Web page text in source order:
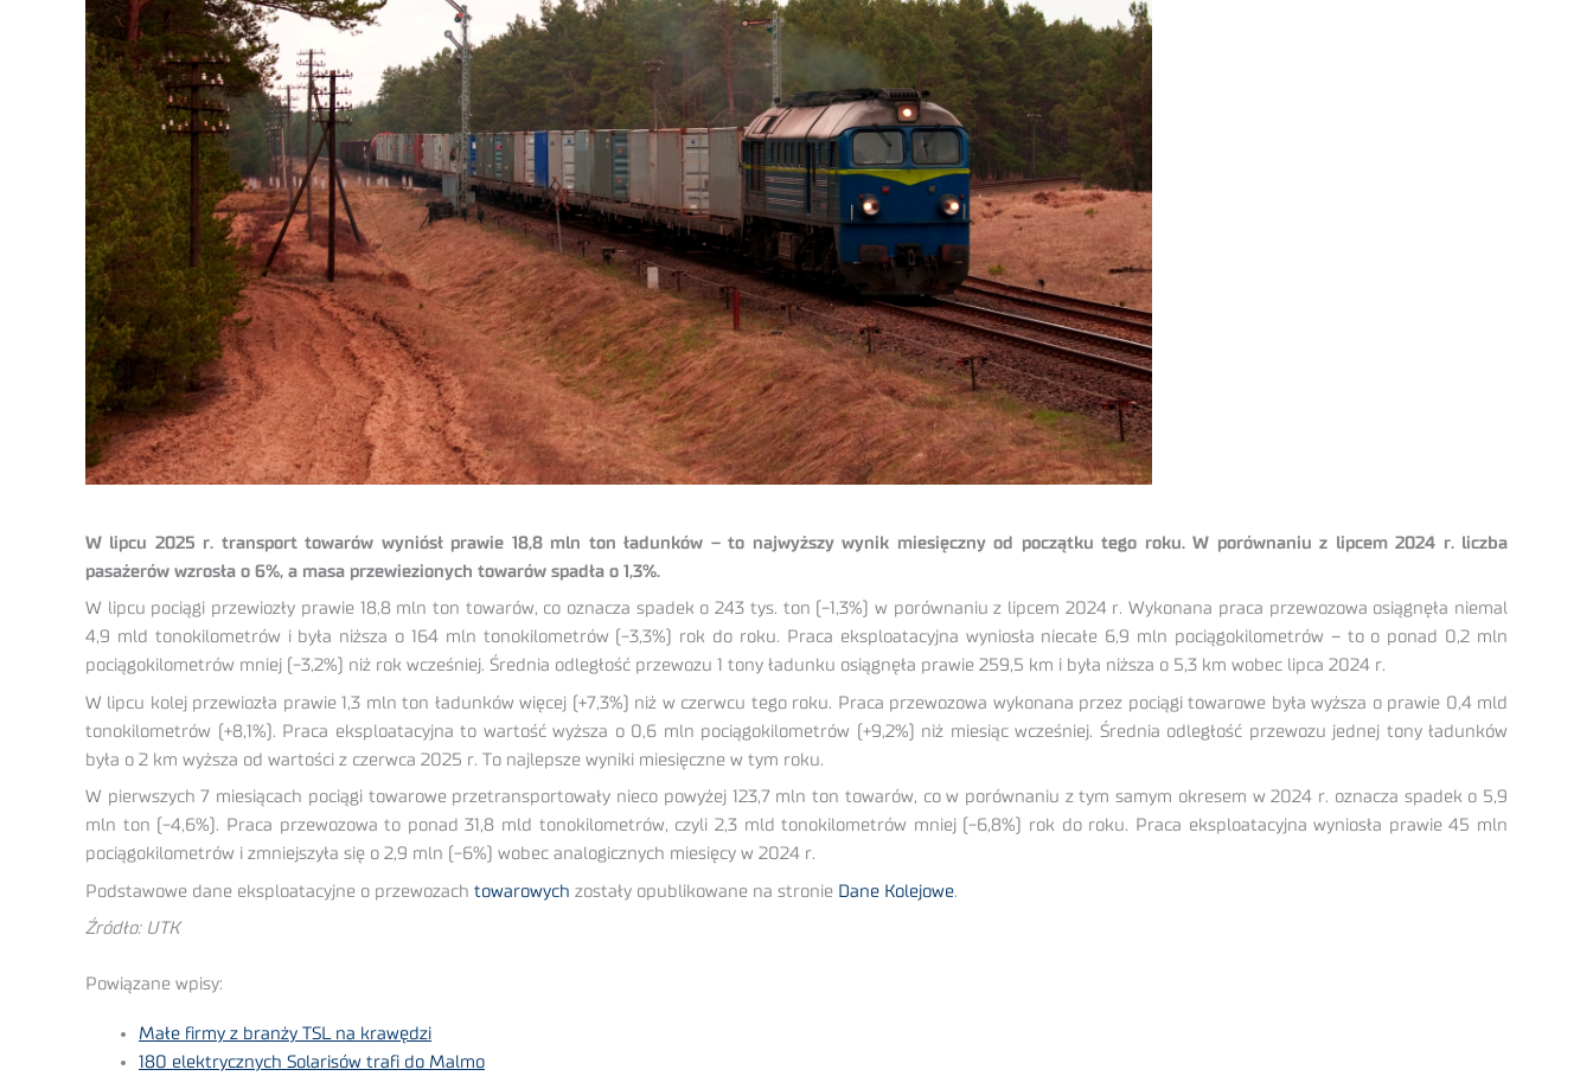
W lipcu 2025 r. transport towarów wyniósł prawie 18,8 mln ton ładunków – to najwyższy wynik miesięczny od początku tego roku. W porównaniu z lipcem 2024 r. liczba
pasażerów wzrosła o 6%, a masa przewiezionych towarów spadła o 1,3%.
W lipcu pociągi przewiozły prawie 18,8 mln ton towarów, co oznacza spadek o 243 tys. ton (-1,3%) w porównaniu z lipcem 2024 r. Wykonana praca przewozowa osiągnęła niemal
4,9 mld tonokilometrów i była niższa o 164 mln tonokilometrów (-3,3%) rok do roku. Praca eksploatacyjna wyniosła niecałe 6,9 mln pociągokilometrów – to o ponad 0,2 mln
pociągokilometrów mniej (-3,2%) niż rok wcześniej. Średnia odległość przewozu 1 tony ładunku osiągnęła prawie 259,5 km i była niższa o 5,3 km wobec lipca 2024 r.
W lipcu kolej przewiozła prawie 1,3 mln ton ładunków więcej (+7,3%) niż w czerwcu tego roku. Praca przewozowa wykonana przez pociągi towarowe była wyższa o prawie 0,4 mld
tonokilometrów (+8,1%). Praca eksploatacyjna to wartość wyższa o 0,6 mln pociągokilometrów (+9,2%) niż miesiąc wcześniej. Średnia odległość przewozu jednej tony ładunków
była o 2 km wyższa od wartości z czerwca 2025 r. To najlepsze wyniki miesięczne w tym roku.
W pierwszych 7 miesiącach pociągi towarowe przetransportowały nieco powyżej 123,7 mln ton towarów, co w porównaniu z tym samym okresem w 2024 r. oznacza spadek o 5,9
mln ton (-4,6%). Praca przewozowa to ponad 31,8 mld tonokilometrów, czyli 2,3 mld tonokilometrów mniej (-6,8%) rok do roku. Praca eksploatacyjna wyniosła prawie 45 mln
pociągokilometrów i zmniejszyła się o 2,9 mln (-6%) wobec analogicznych miesięcy w 2024 r.
Podstawowe dane eksploatacyjne o przewozach towarowych zostały opublikowane na stronie Dane Kolejowe.
Źródło: UTK
Powiązane wpisy:
Małe firmy z branży TSL na krawędzi
180 elektrycznych Solarisów trafi do Malmo